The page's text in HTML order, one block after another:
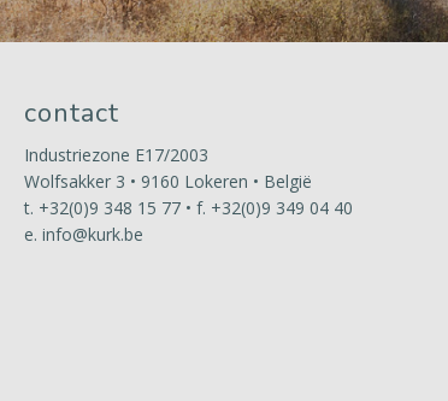
contact
Industriezone E17/2003
Wolfsakker 3 • 9160 Lokeren • België
t. +32(0)9 348 15 77 • f. +32(0)9 349 04 40
e. info@kurk.be